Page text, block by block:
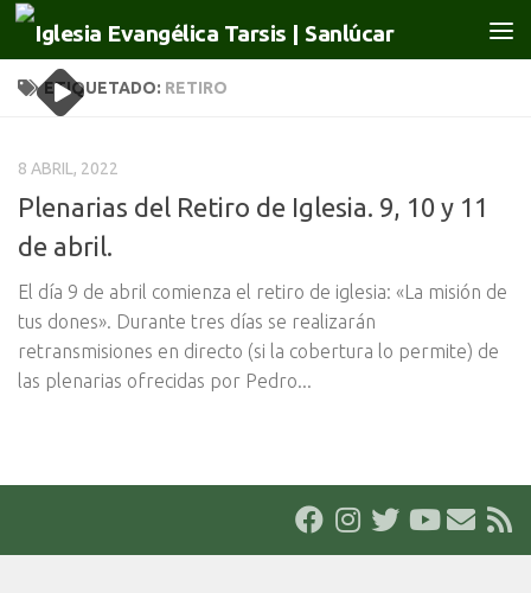
Saltar al contenido
ETIQUETADO: RETIRO
8 ABRIL, 2022
Plenarias del Retiro de Iglesia. 9, 10 y 11
de abril.
El día 9 de abril comienza el retiro de iglesia: «La misión de
tus dones». Durante tres días se realizarán
retransmisiones en directo (si la cobertura lo permite) de
las plenarias ofrecidas por Pedro...